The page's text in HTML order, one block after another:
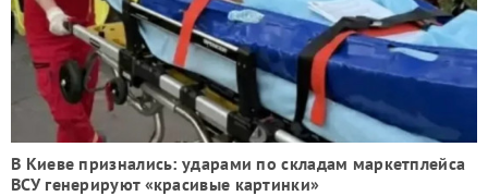
В Киеве признались: ударами по складам маркетплейса
ВСУ генерируют «красивые картинки»